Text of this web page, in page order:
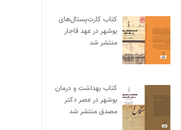
کتاب کارت‌پستال‌های
بوشهر در عهد قاجار
منتشر شد
کتاب بهداشت و درمان
بوشهر در عصر دکتر
مصدق منتشر شد